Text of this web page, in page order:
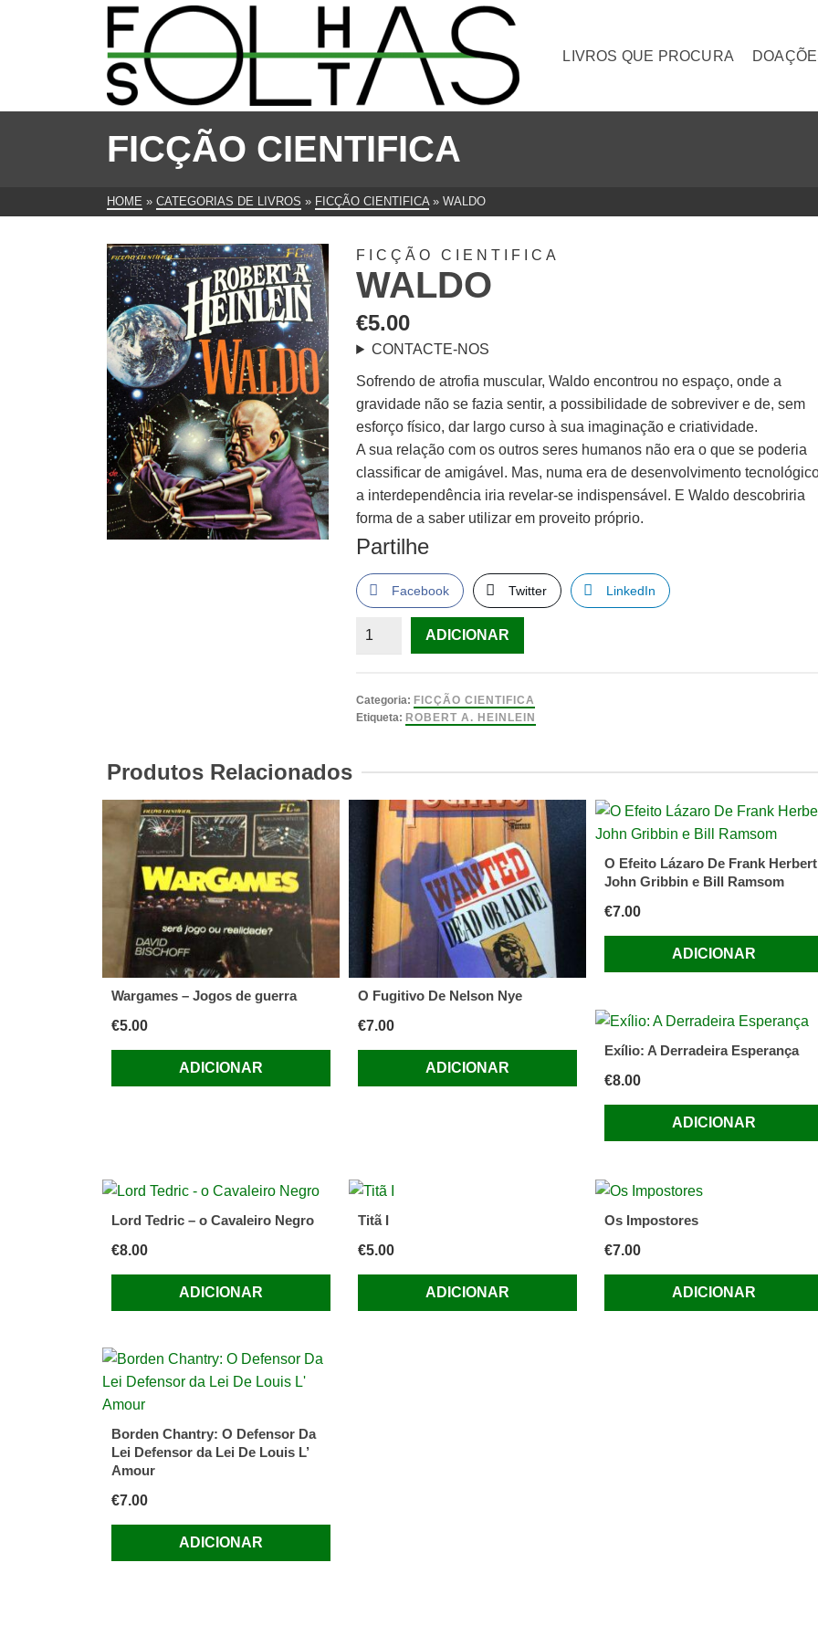
LIVROS QUE PROCURA
FICÇÃO CIENTIFICA
HOME » CATEGORIAS DE LIVROS » FICÇÃO CIENTIFICA » WALDO
FICÇÃO CIENTIFICA
WALDO
€5.00
CONTACTE-NOS
Sofrendo de atrofia muscular, Waldo encontrou no espaço, onde a
gravidade não se fazia sentir, a possibilidade de sobreviver e de, sem
esforço físico, dar largo curso à sua imaginação e criatividade.
A sua relação com os outros seres humanos não era o que se poderia
classificar de amigável. Mas, numa era de desenvolvimento
a interdependência iria revelar-se indispensável. E Waldo descobriria
forma de a saber utilizar em proveito próprio.
Partilhe
Facebook Twitter LinkedIn
QuantidadeADICIONAR
Categoria: FICÇÃO CIENTIFICA
Etiqueta: ROBERT A. HEINLEIN
Produtos Relacionados
Wargames – Jogos de guerra
€5.00
ADICIONAR
O Fugitivo De Nelson Nye
€7.00
ADICIONAR
O Efeito Lázaro De Frank
John Gribbin e Bill Ramsom
€7.00
ADICIONAR
Exílio: A Derradeira Esperança
€8.00
ADICIONAR
Lord Tedric – o Cavaleiro Negro
€8.00
ADICIONAR
Titã I
€5.00
ADICIONAR
Os Impostores
€7.00
ADICIONAR
Borden Chantry: O Defensor Da
Lei Defensor da Lei De Louis L’
Amour
€7.00
ADICIONAR